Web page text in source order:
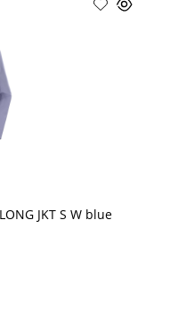
JKT S W blue